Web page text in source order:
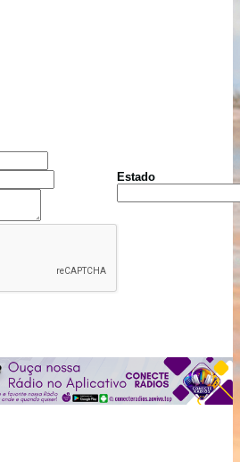
Estado